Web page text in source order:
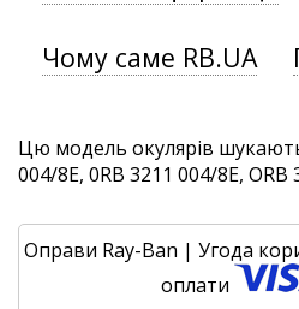
Чому саме RB.UA
Цю модель окулярів
004/8E, 0RB 3211 004/8E, ORB
Оправи Ray-Ban | Угода
оплати